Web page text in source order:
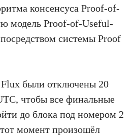
консенсуса Proof-of-
модель Proof-of-Useful-
системы Proof
были отключены 20
чтобы все финальные
до блока под номером 2
момент произошёл